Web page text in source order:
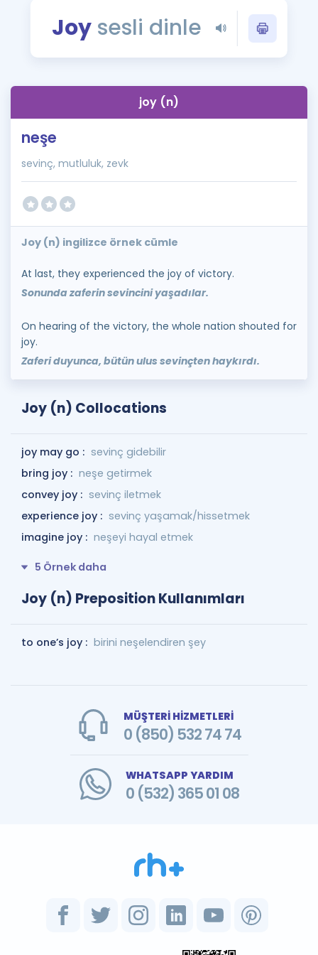
Rehberlik Aracı
Blog
İngilizce Gramer
Joysesli dinle
joy (n)
neşe
sevinç, mutluluk, zevk
Joy (n) ingilizce örnek cümle
At last, they experienced the joy of victory.
Sonunda zaferin sevincini yaşadılar.
On hearing of the victory, the whole nation shouted for
joy.
Zaferi duyunca, bütün ulus sevinçten haykırdı.
Joy (n) Collocations
joy may go : sevinç gidebilir
bring joy : neşe getirmek
convey joy : sevinç iletmek
experience joy : sevinç yaşamak/hissetmek
imagine joy : neşeyi hayal etmek
5 Örnek daha
Joy (n) Preposition Kullanımları
to one’s joy : birini neşelendiren şey
MÜŞTERİ HİZMETLERİ
0 (850) 532 74 74
WHATSAPP YARDIM
0 (532) 365 01 08